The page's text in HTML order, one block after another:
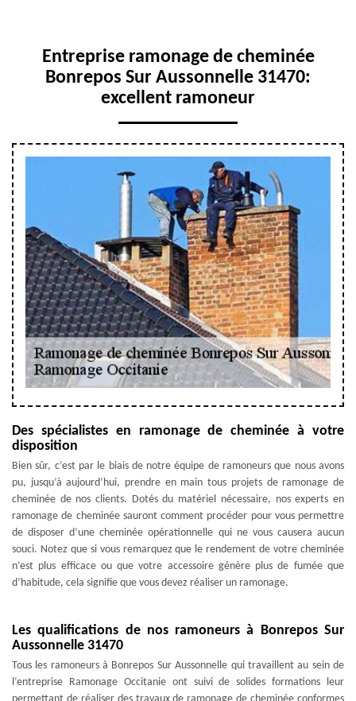
Entreprise ramonage de cheminée
Bonrepos Sur Aussonnelle 31470:
excellent ramoneur
Des spécialistes en ramonage de cheminée à votre
disposition
Bien sûr, c’est par le biais de notre équipe de ramoneurs que nous avons
pu, jusqu’à aujourd’hui, prendre en main tous projets de ramonage de
cheminée de nos clients. Dotés du matériel nécessaire, nos experts en
ramonage de cheminée sauront comment procéder pour vous permettre
de disposer d’une cheminée opérationnelle qui ne vous causera aucun
souci. Notez que si vous remarquez que le rendement de votre cheminée
n’est plus efficace ou que votre accessoire génère plus de fumée que
d’habitude, cela signifie que vous devez réaliser un ramonage.
Les qualifications de nos ramoneurs à Bonrepos Sur
Aussonnelle 31470
Tous les ramoneurs à Bonrepos Sur Aussonnelle qui travaillent au sein de
l’entreprise Ramonage Occitanie ont suivi de solides formations leur